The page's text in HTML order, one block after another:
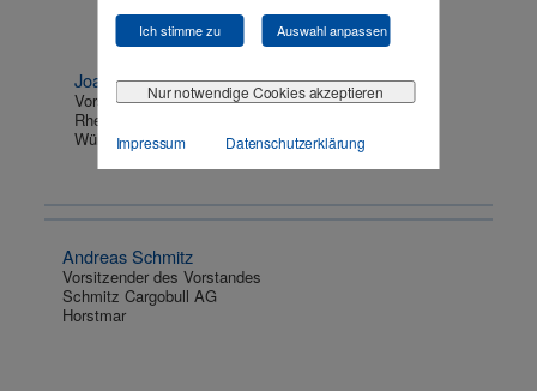
Ich stimme zu Auswahl anpassen
Nur notwendige Cookies akzeptieren
Impressum Datenschutzerklärung
Joachim Rumstadt
Vorsitzender des Aufsichtsrates
Rheinkalk GmbH
Wülfrath
Andreas Schmitz
Vorsitzender des Vorstandes
Schmitz Cargobull AG
Horstmar